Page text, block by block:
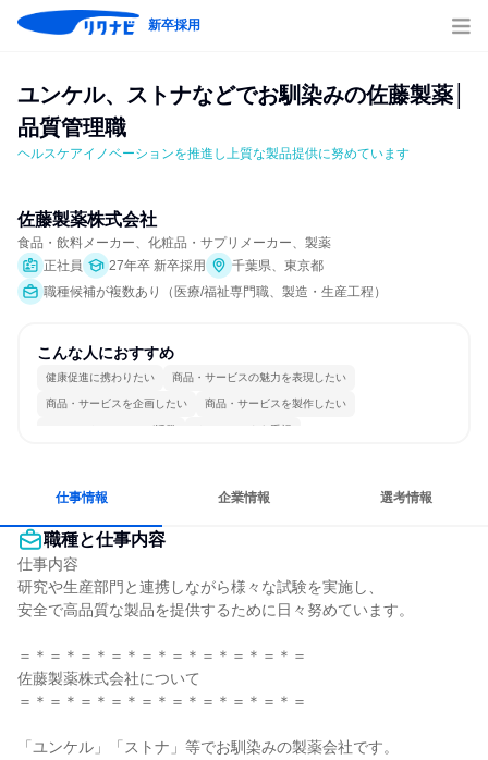
新卒採用
ユンケル、ストナなどでお馴染みの佐藤製薬│
品質管理職
ヘルスケアイノベーションを推進し上質な製品提供に努めています
佐藤製薬株式会社
食品・飲料メーカー、化粧品・サプリメーカー、製薬
正社員
27年卒 新卒採用
千葉県、東京都
職種候補が複数あり（医療/福祉専門職、製造・生産工程）
こんな人におすすめ
健康促進に携わりたい 商品・サービスの魅力を表現したい
商品・サービスを企画したい 商品・サービスを製作したい
コミュニケーションが活発 チームワークを重視
仕事情報 企業情報 選考情報
職種と仕事内容
仕事内容
研究や生産部門と連携しながら様々な試験を実施し、
安全で高品質な製品を提供するために日々努めています。
＝＊＝＊＝＊＝＊＝＊＝＊＝＊＝＊＝＊＝
佐藤製薬株式会社について
＝＊＝＊＝＊＝＊＝＊＝＊＝＊＝＊＝＊＝
「ユンケル」「ストナ」等でお馴染みの製薬会社です。